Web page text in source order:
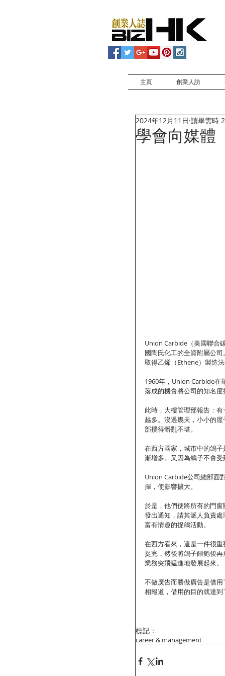
主頁 創業人訪
學會向媒體
2024年12月11日 讀畢需時
Union Carbide（美國聯合
國陶氏化工的全資附屬公
取得乙烯（Ethene）製造
1960年，Union Carbide在
落成的機會將公司的知名度
此時，大樓管理部報告：
越多。沒過幾天，小小的
部攪得髒亂不堪。
在西方國家，城市中的鴿
漸增多。又因為鴿子不會受
Union Carbide公司總部面
揮，使影響擴大。
於是，他們便將所有的門
發出通知，請其派人負責
富有情趣的捉鴿活動。
在西方看來，這是一件很
捉完，然後將鴿子餵飽後
業務突飛猛進地發展起來。
不做廣告而勝做廣告是借
相報道，借用的目的就達到
標記：
career & management